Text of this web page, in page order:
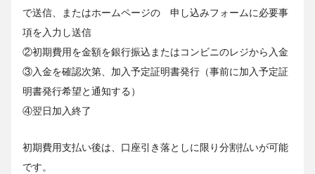
で送信、またはホームページの 申し込みフォームに必要事
項を入力し送信
②初期費用を金額を銀行振込またはコンビニのレジから入金
③入金を確認次第、加入予定証明書発行（事前に加入予定証
明書発行希望と通知する）
④翌日加入終了
初期費用支払い後は、口座引き落としに限り分割払いが可能
です。